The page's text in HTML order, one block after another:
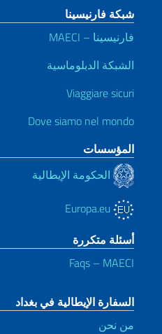
شبكة فارنيسينا
فارنيسينا – MAECI
الشبكة الدبلوماسية
Viaggiare sicuri
Dove siamo nel mondo
المؤسسات
الحكومة الإيطالية
أسئلة متكررة
Faqs – MAECI
السفارة الإيطالية في بغداد
من نحن